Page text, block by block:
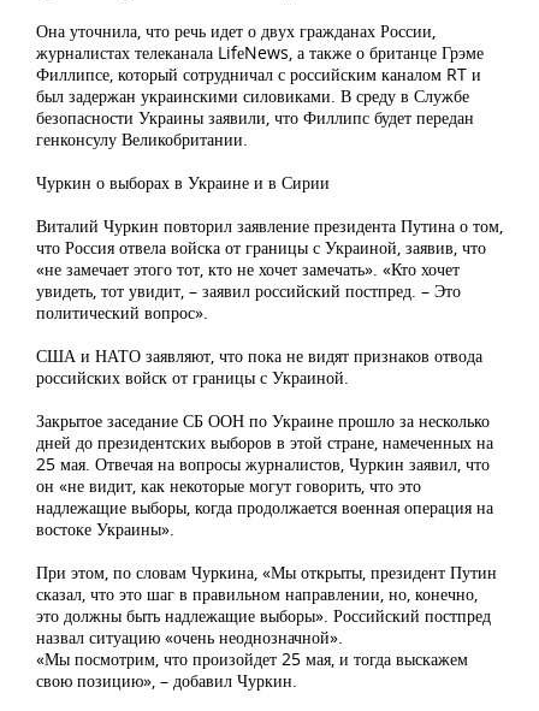
Она уточнила, что речь идет о двух гражданах России,
журналистах телеканала LifеNews, а также о британце Грэме
Филлипсе, который сотрудничал с российским каналом RT и
был задержан украинскими силовиками. В среду в Службе
безопасности Украины заявили, что Филлипс будет передан
генконсулу Великобритании.
Чуркин о выборах в Украине и в Сирии
Виталий Чуркин повторил заявление президента Путина о том,
что Россия отвела войска от границы с Украиной, заявив, что
«не замечает этого тот, кто не хочет замечать». «Кто хочет
увидеть, тот увидит, – заявил российский постпред. – Это
политический вопрос».
США и НАТО заявляют, что пока не видят признаков отвода
российских войск от границы с Украиной.
Закрытое заседание СБ ООН по Украине прошло за несколько
дней до президентских выборов в этой стране, намеченных на
25 мая. Отвечая на вопросы журналистов, Чуркин заявил, что
он «не видит, как некоторые могут говорить, что это
надлежащие выборы, когда продолжается военная операция на
востоке Украины».
При этом, по словам Чуркина, «Мы открыты, президент Путин
сказал, что это шаг в правильном направлении, но, конечно,
это должны быть надлежащие выборы». Российский постпред
назвал ситуацию «очень неоднозначной».
«Мы посмотрим, что произойдет 25 мая, и тогда выскажем
свою позицию», – добавил Чуркин.